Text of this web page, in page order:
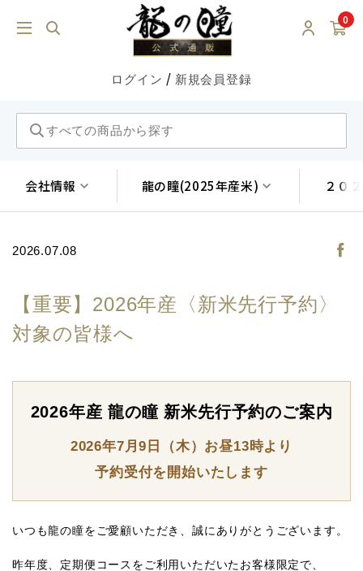
0
ログイン / 新規会員登録
会社情報 龍の瞳(2025年産米) ２０
2026.07.08
【重要】2026年産〈新米先行予約〉
対象の皆様へ
2026年産 龍の瞳 新米先行予約のご案内
2026年7月9日（木）お昼13時より
予約受付を開始いたします
いつも龍の瞳をご愛顧いただき、誠にありがとうございます。
昨年度、定期便コースをご利用いただいたお客様限定で、